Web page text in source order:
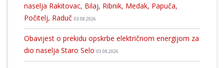
naselja Rakitovac, Bilaj, Ribnik, Medak, Papuča,
Počitelj, Raduč 03.08.2026
Obavijest o prekidu opskrbe električnom energijom za
dio naselja Staro Selo 03.08.2026